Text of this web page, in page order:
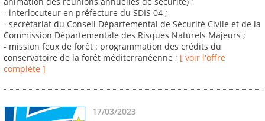
- interlocuteur en préfecture du SDIS 04 ;
- secrétariat du Conseil Départemental de Sécurité Civile et de la
Commission Départementale des Risques Naturels Majeurs ;
- mission feux de forêt : programmation des crédits du
conservatoire de la forêt méditerranéenne ; [ voir l'offre
complète ]
17/03/2023